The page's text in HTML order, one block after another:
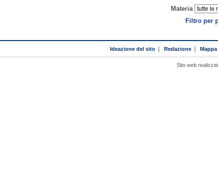
Materia
Filtro per
Ideazione del sito| Redazione|
Sito web